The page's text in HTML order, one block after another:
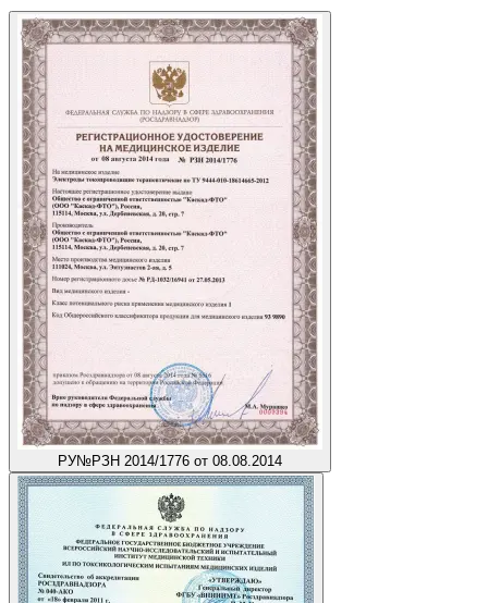
РУ№РЗН 2014/1776 от 08.08.2014